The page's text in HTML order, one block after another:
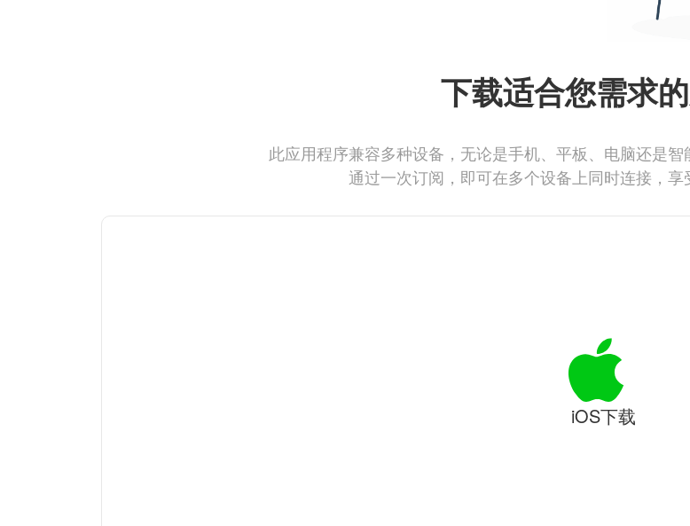
下载适合您需求
此应用程序兼容多种设备，无论是手机、平板、电脑还是智
通过一次订阅，即可在多个设备上同时连接，享
iOS下载